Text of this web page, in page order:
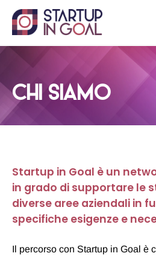
Salta
contenuto
CHI SIAMO
Startup in Goal è un
in grado di supportare le
diverse aree aziendali in
specifiche esigenze e
Il percorso con Startup in Goal è